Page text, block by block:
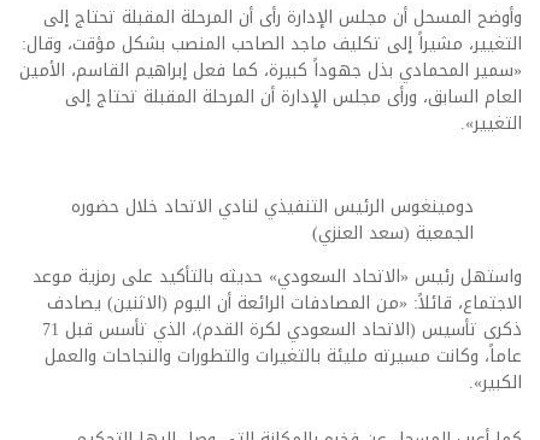
وأوضح المسحل أن مجلس الإدارة رأى أن المرحلة المقبلة تحتاج إلى
التغيير، مشيراً إلى تكليف ماجد الصاحب المنصب بشكل مؤقت، وقال:
«سمير المحمادي بذل جهوداً كبيرة، كما فعل إبراهيم القاسم، الأمين
العام السابق، ورأى مجلس الإدارة أن المرحلة المقبلة تحتاج إلى
التغيير».
دومينغوس الرئيس التنفيذي لنادي الاتحاد خلال حضوره
الجمعية (سعد العنزي)
واستهل رئيس «الاتحاد السعودي» حديثه بالتأكيد على رمزية موعد
الاجتماع، قائلاً: «من المصادفات الرائعة أن اليوم (الاثنين) يصادف
ذكرى تأسيس (الاتحاد السعودي لكرة القدم)، الذي تأسس قبل 71
عاماً، وكانت مسيرته مليئة بالتغيرات والتطورات والنجاحات والعمل
الكبير».